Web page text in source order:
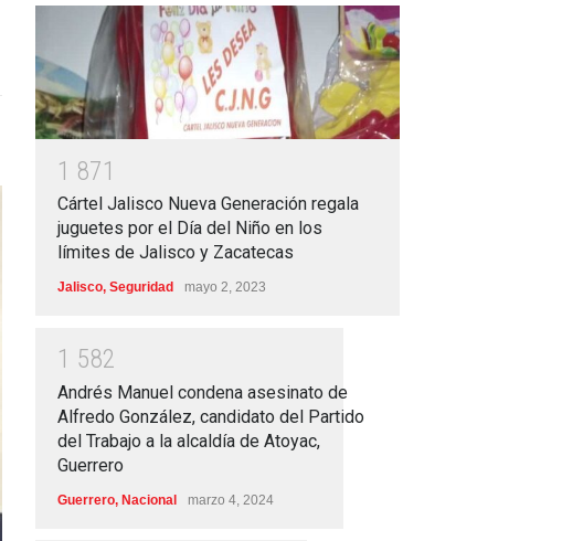
1 871
Cártel Jalisco Nueva Generación regala
juguetes por el Día del Niño en los
límites de Jalisco y Zacatecas
Jalisco, Seguridad mayo 2, 2023
1 582
Andrés Manuel condena asesinato de
Alfredo González, candidato del Partido
del Trabajo a la alcaldía de Atoyac,
Guerrero
Guerrero, Nacional marzo 4, 2024